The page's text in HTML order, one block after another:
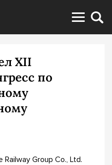
XII
по
Group Co., Ltd.